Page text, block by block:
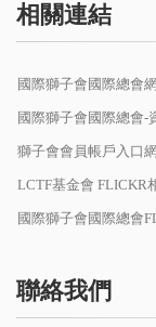
相關連結
國際獅子會國際總會
國際獅子會國際總會-
獅子會會員帳戶入口網
LCTF基金會 FLICKR
國際獅子會國際總會
聯絡我們